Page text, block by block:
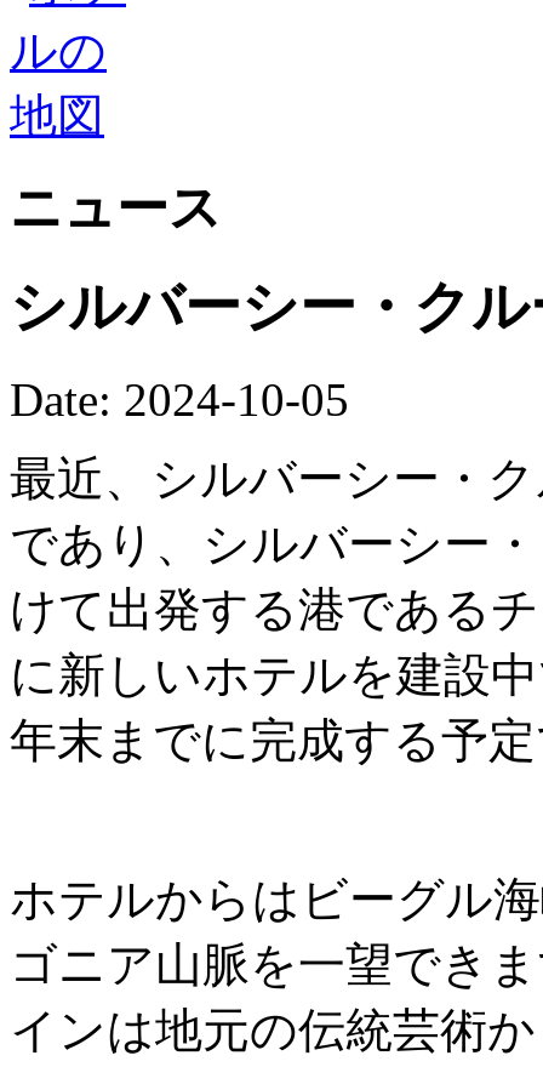
ニュース
シルバーシー・ク
Date: 2024-10-05
最近、シルバーシー・
であり、シルバーシー
けて出発する港である
に新しいホテルを建設
年末までに完成する予
ホテルからはビーグル
ゴニア山脈を一望でき
インは地元の伝統芸術